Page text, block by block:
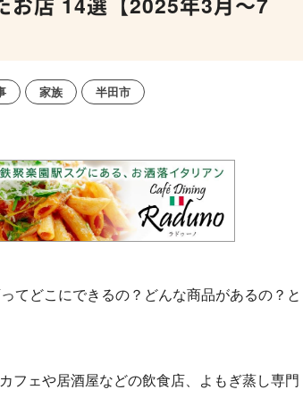
家族 半田市
てどこにできるの？どんな商品があるの？と
フェや居酒屋などの飲食店、よもぎ蒸し専門